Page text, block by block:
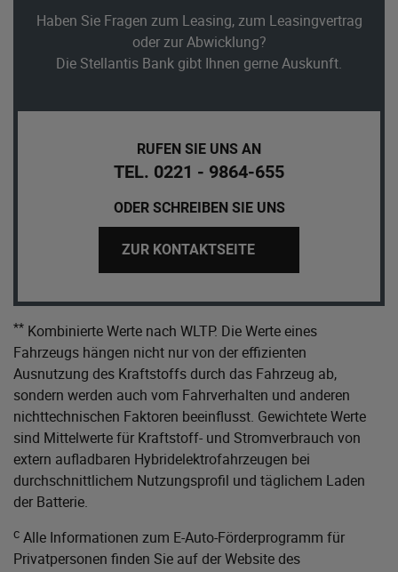
Haben Sie Fragen zum Leasing, zum Leasingvertrag
oder zur Abwicklung?
Die Stellantis Bank gibt Ihnen gerne Auskunft.
RUFEN SIE UNS AN
TEL. 0221 - 9864-655
ODER SCHREIBEN SIE UNS
ZUR KONTAKTSEITE
** Kombinierte Werte nach WLTP. Die Werte eines
Fahrzeugs hängen nicht nur von der effizienten
Ausnutzung des Kraftstoffs durch das Fahrzeug ab,
sondern werden auch vom Fahrverhalten und anderen
nichttechnischen Faktoren beeinflusst. Gewichtete Werte
sind Mittelwerte für Kraftstoff- und Stromverbrauch von
extern aufladbaren Hybridelektrofahrzeugen bei
durchschnittlichem Nutzungsprofil und täglichem Laden
der Batterie.
c Alle Informationen zum E-Auto-Förderprogramm für
Privatpersonen finden Sie auf der Website des